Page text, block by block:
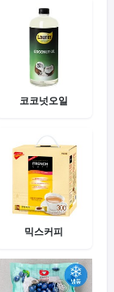
코코넛오일
믹스커피